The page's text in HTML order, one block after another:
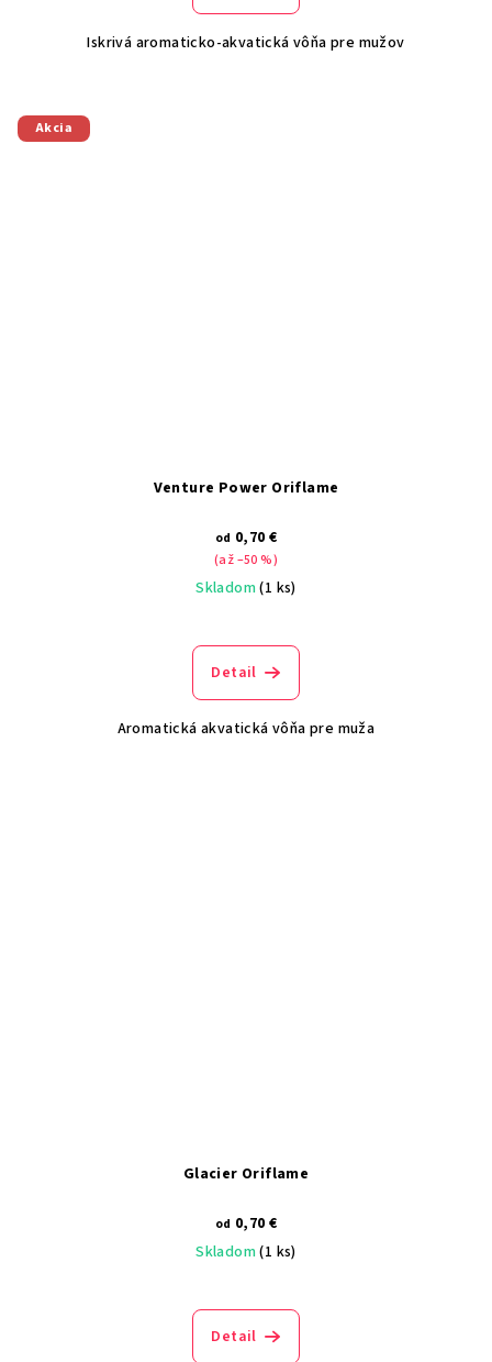
Iskrivá aromaticko-akvatická vôňa pre mužov
Akcia
Venture Power Oriflame
od 0,70 €
(až –50 %)
Skladom(1 ks)
Detail
Aromatická akvatická vôňa pre muža
Glacier Oriflame
od 0,70 €
Skladom(1 ks)
Detail